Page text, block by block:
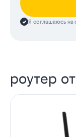
Я соглашаюсь на
роутер